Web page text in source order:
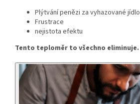
Plýtvání penězi za vyhazované jídlo
Frustrace
nejistota efektu
Tento teploměr to všechno eliminuje.